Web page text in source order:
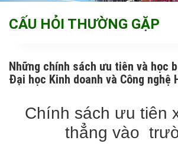
CẤU HỎI THƯỜNG GẶP
Những chính sách ưu tiên và học
Đại học Kinh doanh và Công nghệ
Chính sách ưu tiên
thẳng vào